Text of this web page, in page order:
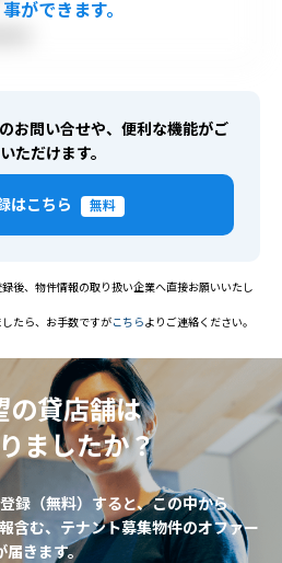
お問い合せや、便利な機能がご
ただけます。
はこちら 無料
後、物件情報の取り扱い企業へ直接お願いいたし
たら、お手数ですがこちらよりご連絡ください。
の貸店舗は
ましたか？
録（無料）すると、この中から
含む、テナント募集物件のオファー
届きます。